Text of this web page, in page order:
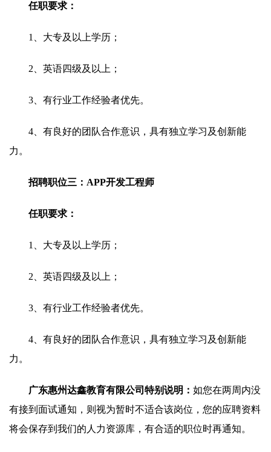
任职要求：
1、大专及以上学历；
2、英语四级及以上；
3、有行业工作经验者优先。
4、有良好的团队合作意识，具有独立学习及创新能
力。
招聘职位三：APP开发工程师
任职要求：
1、大专及以上学历；
2、英语四级及以上；
3、有行业工作经验者优先。
4、有良好的团队合作意识，具有独立学习及创新能
力。
广东惠州达鑫教育有限公司特别说明： 如您在两周内没
有接到面试通知，则视为暂时不适合该岗位，您的应聘资料
将会保存到我们的人力资源库，有合适的职位时再通知。